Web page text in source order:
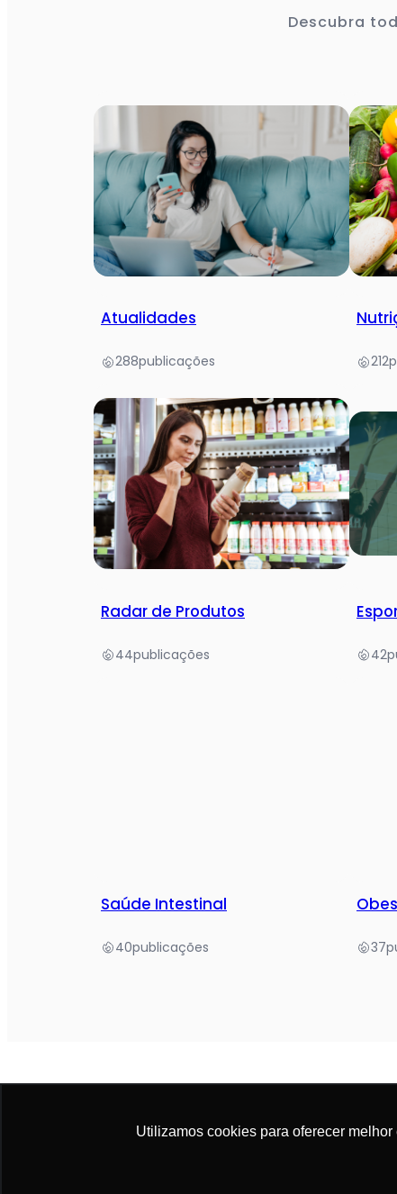
Utilizamos cookies para oferecer
Descubra
Atualidades
288publicações 212
Radar de Produtos
44publicações 42
Saúde Intestinal
40publicações 37